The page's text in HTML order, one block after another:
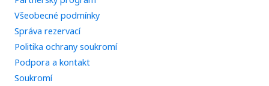
Všeobecné podmínky
Správa rezervací
Politika ochrany soukromí
Podpora a kontakt
Soukromí